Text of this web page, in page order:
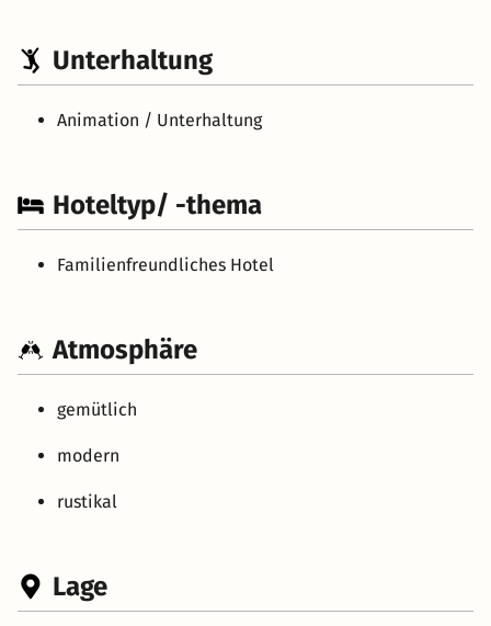
Unterhaltung
Animation / Unterhaltung
Hoteltyp/ -thema
Familienfreundliches Hotel
Atmosphäre
gemütlich
modern
rustikal
Lage